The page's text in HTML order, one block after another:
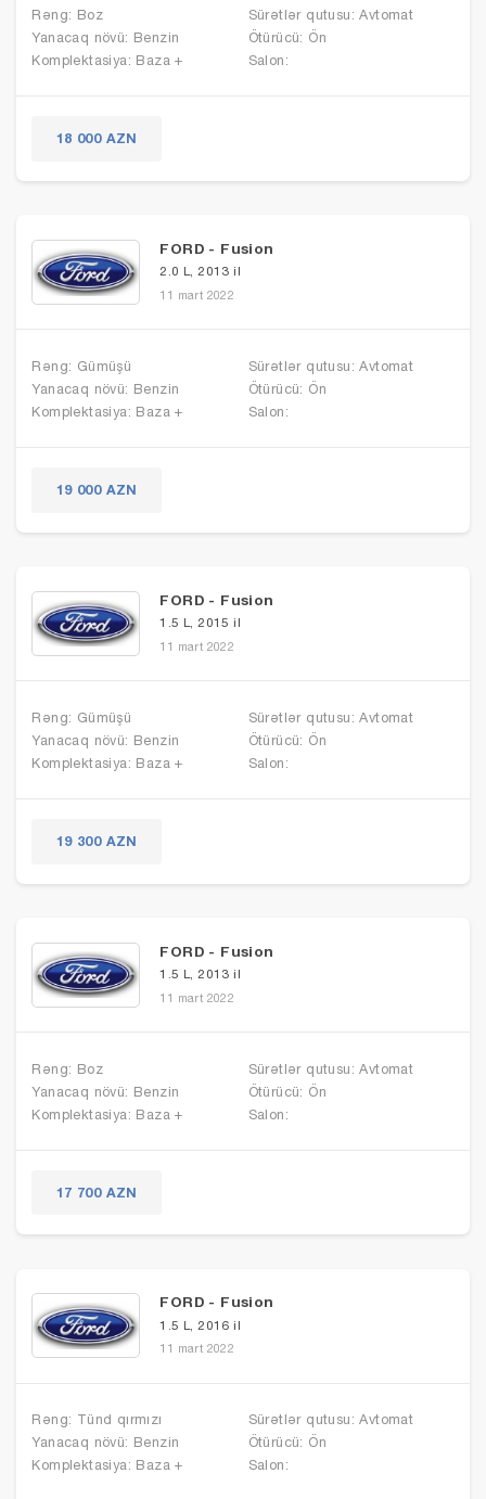
Rəng: Boz
Yanacaq növü: Benzin
Komplektasiya: Baza +
Sürətlər qutusu: Avtomat
Ötürücü: Ön
Salon:
18 000 AZN
FORD - Fusion
2.0 L, 2013 il
11 mart 2022
Rəng: Gümüşü
Yanacaq növü: Benzin
Komplektasiya: Baza +
Sürətlər qutusu: Avtomat
Ötürücü: Ön
Salon:
19 000 AZN
FORD - Fusion
1.5 L, 2015 il
11 mart 2022
Rəng: Gümüşü
Yanacaq növü: Benzin
Komplektasiya: Baza +
Sürətlər qutusu: Avtomat
Ötürücü: Ön
Salon:
19 300 AZN
FORD - Fusion
1.5 L, 2013 il
11 mart 2022
Rəng: Boz
Yanacaq növü: Benzin
Komplektasiya: Baza +
Sürətlər qutusu: Avtomat
Ötürücü: Ön
Salon:
17 700 AZN
FORD - Fusion
1.5 L, 2016 il
11 mart 2022
Rəng: Tünd qırmızı
Yanacaq növü: Benzin
Komplektasiya: Baza +
Sürətlər qutusu: Avtomat
Ötürücü: Ön
Salon: